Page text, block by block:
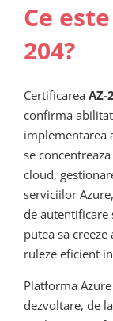
Ce
204?
Certificarea AZ-
confirma
implementarea
se
cloud,
serviciilor
de
putea sa
ruleze eficient
Platforma
dezvoltare, de